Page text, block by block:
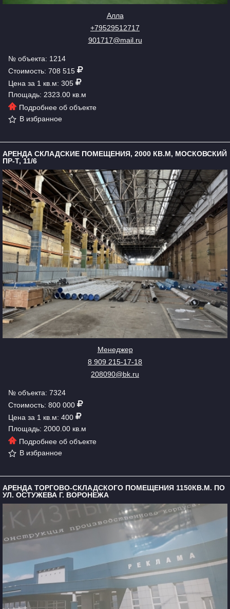
Алла
+79529512717
901717@mail.ru
№ объекта: 1214
Стоимость: 708 515
Цена за 1 кв.м: 305
Площадь: 2323.00 кв.м
Подробнее об объекте
В избранное
АРЕНДА СКЛАДСКИЕ ПОМЕЩЕНИЯ, 2000 КВ.М, МОСКОВСКИЙ
ПР-Т, 11/6
Менеджер
8 909 215-17-18
208090@bk.ru
№ объекта: 7324
Стоимость: 800 000
Цена за 1 кв.м: 400
Площадь: 2000.00 кв.м
Подробнее об объекте
В избранное
АРЕНДА ТОРГОВО-СКЛАДСКОГО ПОМЕЩЕНИЯ 1150КВ.М. ПО
УЛ. ОСТУЖЕВА Г. ВОРОНЕЖА